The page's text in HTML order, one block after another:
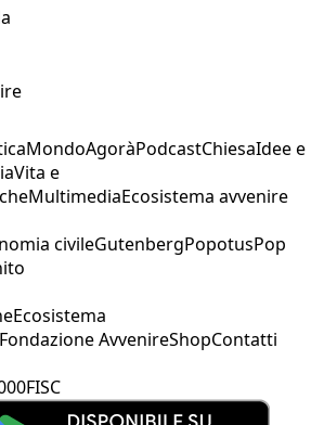
MondoAgoràPodcastChiesaIdee e
Vita e
MultimediaEcosistema avvenire
civileGutenbergPopotusPop
Ecosistema
Fondazione AvvenireShopContatti
FISC